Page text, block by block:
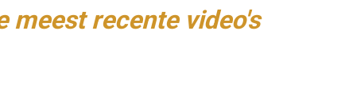
meest recente video's